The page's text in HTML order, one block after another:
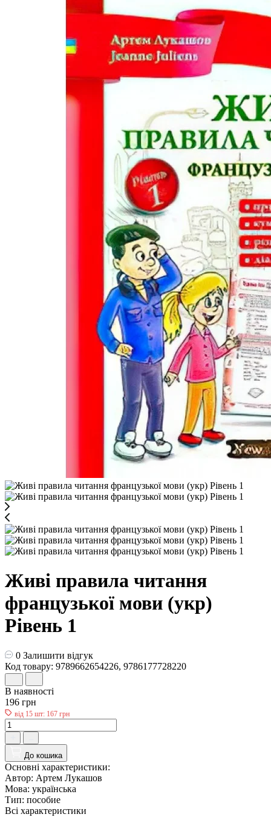
Живі правила читання
французької мови (укр)
Рівень 1
0 Залишити відгук
Код товару: 9789662654226, 9786177728220
В наявності
196 грн
від 15 шт: 167 грн
До кошика
Основні характеристики:
Автор: Артем Лукашов
Мова: українська
Тип: пособие
Всі характеристики